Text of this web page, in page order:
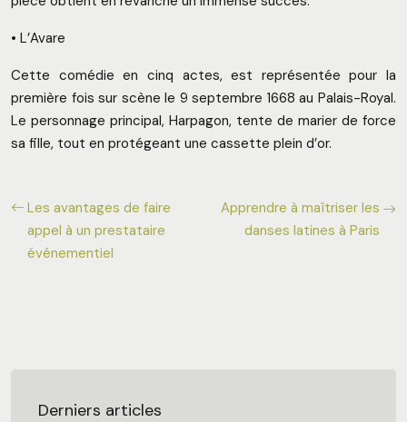
• L’Avare
Cette comédie en cinq actes, est représentée pour la
première fois sur scène le 9 septembre 1668 au Palais-Royal.
Le personnage principal, Harpagon, tente de marier de force
sa fille, tout en protégeant une cassette plein d’or.
Les avantages de faire
appel à un prestataire
événementiel
Apprendre à maîtriser les
danses latines à Paris
Derniers articles